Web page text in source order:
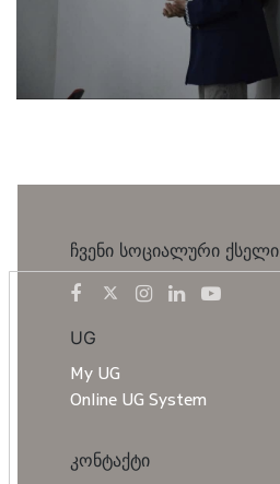
ჩვენი სოციალური ქსელი
UG
My UG
Online UG System
კონტაქტი